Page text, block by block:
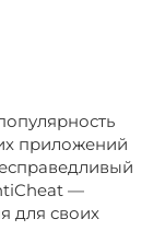
приложений
—
для своих